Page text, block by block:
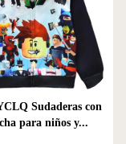
Sudaderas con
para niños y...